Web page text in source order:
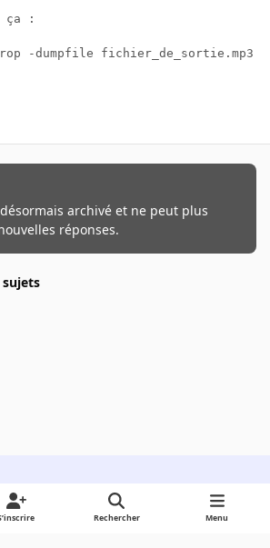
ça :
-dumpfile fichier_de_sortie.mp3
archivé et ne peut plus
réponses.
Rechercher Menu